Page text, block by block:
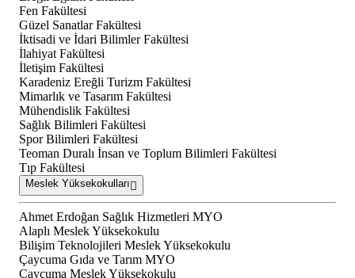
Fen Fakültesi
Güzel Sanatlar Fakültesi
İktisadi ve İdari Bilimler Fakültesi
İlahiyat Fakültesi
İletişim Fakültesi
Karadeniz Ereğli Turizm Fakültesi
Mimarlık ve Tasarım Fakültesi
Mühendislik Fakültesi
Sağlık Bilimleri Fakültesi
Spor Bilimleri Fakültesi
Teoman Duralı İnsan ve Toplum Bilimleri Fakültesi
Tıp Fakültesi
Meslek Yüksekokulları
Ahmet Erdoğan Sağlık Hizmetleri MYO
Alaplı Meslek Yüksekokulu
Bilişim Teknolojileri Meslek Yüksekokulu
Çaycuma Gıda ve Tarım MYO
Çaycuma Meslek Yüksekokulu